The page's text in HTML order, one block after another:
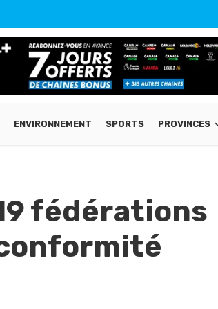
ENVIRONNEMENT SPORTS PROVINCES
fédérations